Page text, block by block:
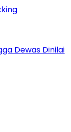
Dewas Dinilai